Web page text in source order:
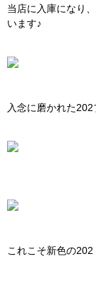
当店に入庫になり
います♪
入念に磨かれた202
これこそ新色の202